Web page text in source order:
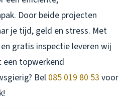
Door beide projecten
je tijd, geld en stress. Met
gratis inspectie leveren wij
een topwerkend
Bel 085 019 80 53 voor